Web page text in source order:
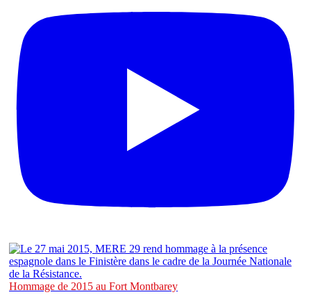
Hommage de 2015 au Fort Montbarey